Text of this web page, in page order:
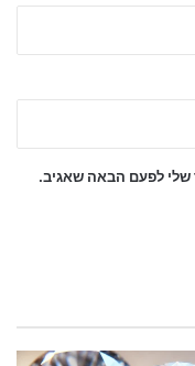
שלי לפעם הבאה שאגיב.